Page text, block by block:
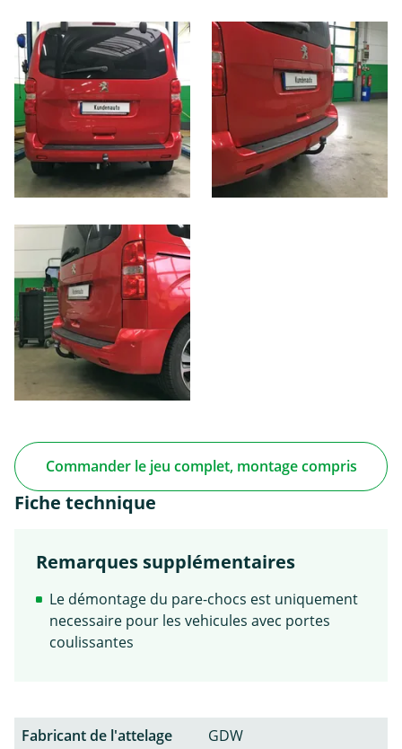
Commander le jeu complet, montage compris
Fiche technique
Remarques supplémentaires
Le démontage du pare-chocs est uniquement
necessaire pour les vehicules avec portes
coulissantes
Fabricant de l'attelage GDW